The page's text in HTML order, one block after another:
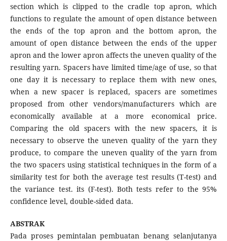
section which is clipped to the cradle top apron, which
functions to regulate the amount of open distance between
the ends of the top apron and the bottom apron, the
amount of open distance between the ends of the upper
apron and the lower apron affects the uneven quality of the
resulting yarn. Spacers have limited time/age of use, so that
one day it is necessary to replace them with new ones,
when a new spacer is replaced, spacers are sometimes
proposed from other vendors/manufacturers which are
economically available at a more economical price.
Comparing the old spacers with the new spacers, it is
necessary to observe the uneven quality of the yarn they
produce, to compare the uneven quality of the yarn from
the two spacers using statistical techniques in the form of a
similarity test for both the average test results (T-test) and
the variance test. its (F-test). Both tests refer to the 95%
confidence level, double-sided data.
ABSTRAK
Pada proses pemintalan pembuatan benang selanjutanya